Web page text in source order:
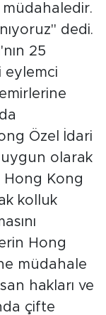
dedi.
25
eylemci
Özel İdari
olarak
Hong Kong
kolluk
Hong
müdahale
hakları ve
çifte